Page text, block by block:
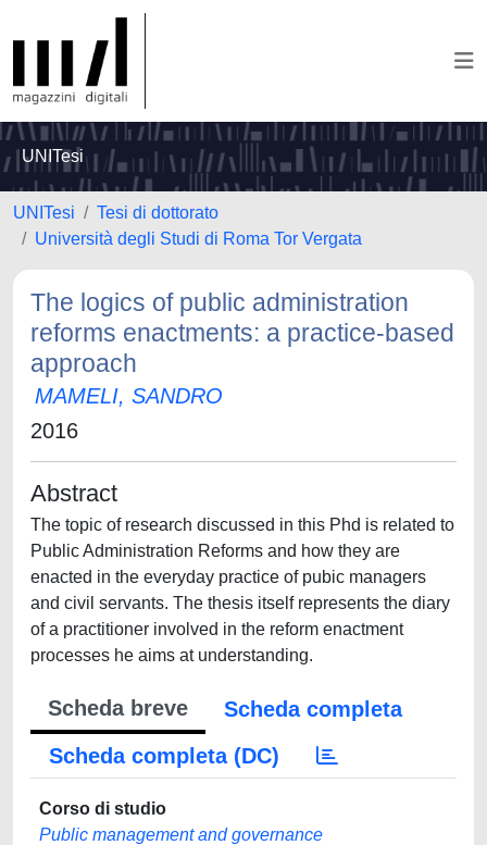
UNITesi
UNITesi
Tesi di dottorato
Università degli Studi di Roma Tor Vergata
The logics of public administration
reforms enactments: a practice‐based
approach
MAMELI, SANDRO
2016
Abstract
The topic of research discussed in this Phd is related to
Public Administration Reforms and how they are
enacted in the everyday practice of pubic managers
and civil servants. The thesis itself represents the diary
of a practitioner involved in the reform enactment
processes he aims at understanding.
Scheda breve
Scheda completa
Scheda completa (DC)
Corso di studio
Public management and governance